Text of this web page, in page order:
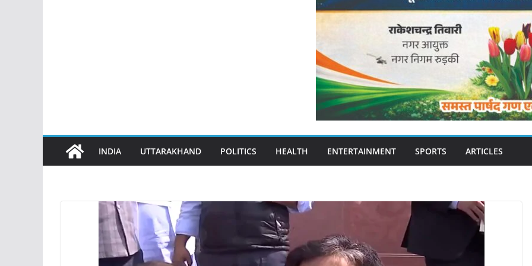
INDIA UTTARAKHAND POLITICS HEALTH ENTERTAINMENT SPORTS ARTICLES